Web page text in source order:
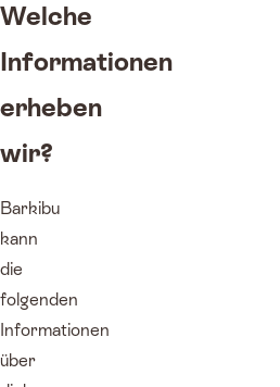
Welche
Informationen
erheben
wir?
Barkibu
kann
die
folgenden
Informationen
über